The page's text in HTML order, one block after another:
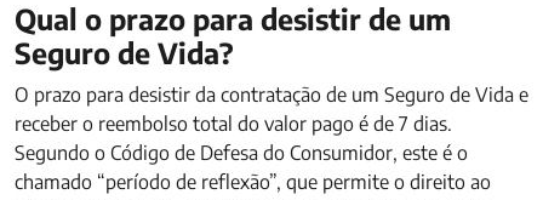
Qual o prazo para desistir de um
Seguro de Vida?
O prazo para desistir da contratação de um Seguro de Vida e
receber o reembolso total do valor pago é de 7 dias.
Segundo o Código de Defesa do Consumidor, este é o
chamado “período de reflexão”, que permite o direito ao